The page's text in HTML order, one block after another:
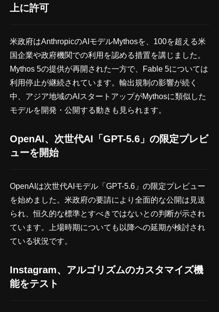
上に許可
米政府はAnthropicのAIモデルMythosを、100を超える米
国企業や政府機関での利用を認める措置を講じました。
Mythos 5の提供が再開された一方で、Fable 5については
利用停止が継続されています。輸出規制の影響が続く
中、アジア地域のAIスタートアップがMythosに類似した
モデルを開発・公開する動きも見られます。
OpenAI、次世代AI「GPT-5.6」の限定プレビ
ューを開始
OpenAIは次世代AIモデル「GPT-5.6」の限定プレビュー
を始めました。米政府の要請により全面的な公開は見送
られ、恒久的な標準とすべきではないとの判断が示され
ています。上場時期についても以降への延期が検討され
ている状況です。
Instagram、アルゴリズムのカスタマイズ機
能をテスト